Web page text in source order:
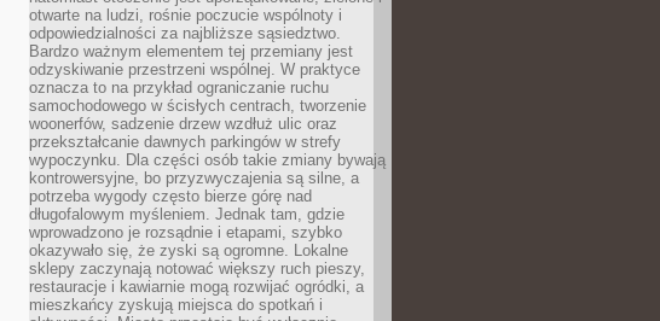
otwarte na ludzi, rośnie poczucie wspólnoty i
odpowiedzialności za najbliższe sąsiedztwo.
Bardzo ważnym elementem tej przemiany jest
odzyskiwanie przestrzeni wspólnej. W praktyce
oznacza to na przykład ograniczanie ruchu
samochodowego w ścisłych centrach, tworzenie
woonerfów, sadzenie drzew wzdłuż ulic oraz
przekształcanie dawnych parkingów w strefy
wypoczynku. Dla części osób takie zmiany bywają
kontrowersyjne, bo przyzwyczajenia są silne, a
potrzeba wygody często bierze górę nad
długofalowym myśleniem. Jednak tam, gdzie
wprowadzono je rozsądnie i etapami, szybko
okazywało się, że zyski są ogromne. Lokalne
sklepy zaczynają notować większy ruch pieszy,
restauracje i kawiarnie mogą rozwijać ogródki, a
mieszkańcy zyskują miejsca do spotkań i